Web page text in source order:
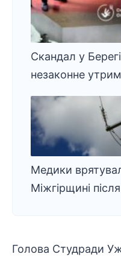
Скандал у
незаконне
Медики
Міжгірщині
Голова Студради